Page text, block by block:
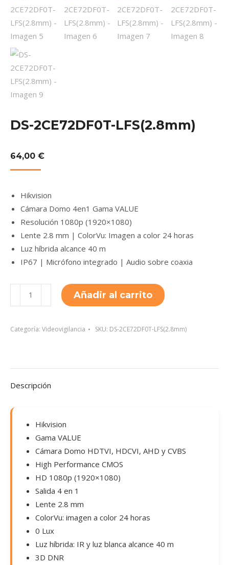
DS-2CE72DF0T-LFS(2.8mm)
64,00 €
Hikvision
Cámara Domo 4en1 Gama VALUE
Resolución 1080p (1920×1080)
Lente 2.8 mm | ColorVu: Imagen a color 24 horas
Luz híbrida alcance 40 m
IP67 | Micrófono integrado | Audio sobre coaxia
2CE72DF0T-
cantidad
Añadir al carrito
Categoría: Videovigilancia SKU: DS-2CE72DF0T-LFS(2.8mm)
Descripción
Hikvision
Gama VALUE
Cámara Domo HDTVI, HDCVI, AHD y CVBS
High Performance CMOS
HD 1080p (1920×1080)
Salida 4 en 1
Lente 2.8 mm
ColorVu: imagen a color 24 horas
0 Lux
Luz híbrida: IR y luz blanca alcance 40 m
3D DNR